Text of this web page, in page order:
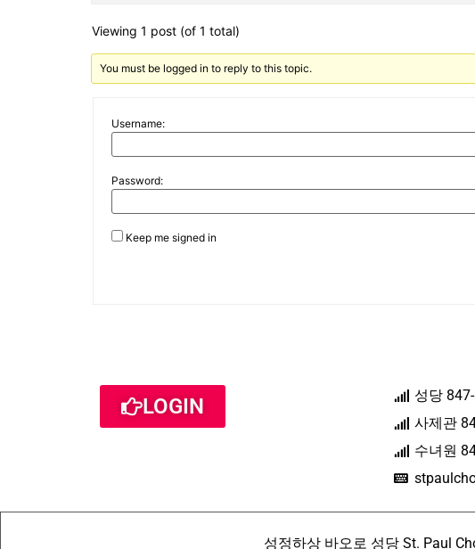
Viewing 1 post (of 1 total)
You must be logged in to reply to this topic.
Username:
Password:
Keep me signed in
LOGIN
성당
사제관
수녀원
성정하상 바오로 성당 St. Paul